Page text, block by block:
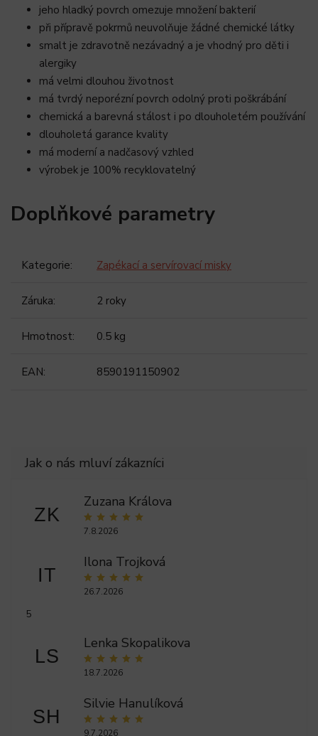
jeho hladký povrch omezuje množení bakterií
při přípravě pokrmů neuvolňuje žádné chemické látky
smalt je zdravotně nezávadný a je vhodný pro děti i
alergiky
má velmi dlouhou životnost
má tvrdý neporézní povrch odolný proti poškrábání
chemická a barevná stálost i po dlouholetém používání
dlouholetá garance kvality
má moderní a nadčasový vzhled
výrobek je 100% recyklovatelný
Doplňkové parametry
Kategorie: Zapékací a servírovací misky
Záruka: 2 roky
Hmotnost: 0.5 kg
EAN: 8590191150902
ZK
Zuzana Králova
7.8.2026
IT
Ilona Trojková
26.7.2026
5
LS
Lenka Skopalikova
18.7.2026
SH
Silvie Hanulíková
9.7.2026